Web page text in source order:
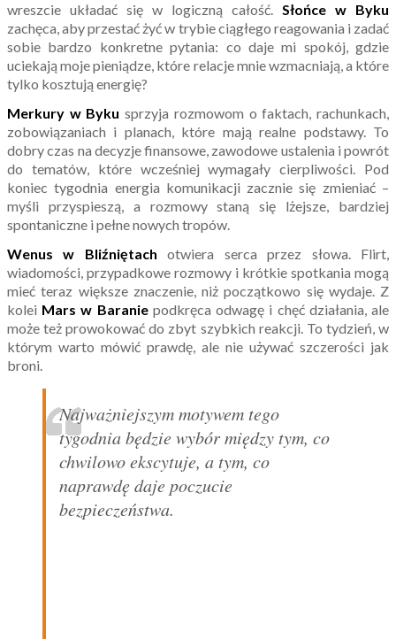
wreszcie układać się w logiczną całość. Słońce w Byku
zachęca, aby przestać żyć w trybie ciągłego reagowania i zadać
sobie bardzo konkretne pytania: co daje mi spokój, gdzie
uciekają moje pieniądze, które relacje mnie wzmacniają, a które
tylko kosztują energię?
Merkury w Byku sprzyja rozmowom o faktach, rachunkach,
zobowiązaniach i planach, które mają realne podstawy. To
dobry czas na decyzje finansowe, zawodowe ustalenia i powrót
do tematów, które wcześniej wymagały cierpliwości. Pod
koniec tygodnia energia komunikacji zacznie się zmieniać –
myśli przyspieszą, a rozmowy staną się lżejsze, bardziej
spontaniczne i pełne nowych tropów.
Wenus w Bliźniętach otwiera serca przez słowa. Flirt,
wiadomości, przypadkowe rozmowy i krótkie spotkania mogą
mieć teraz większe znaczenie, niż początkowo się wydaje. Z
kolei Mars w Baraniepodkręca odwagę i chęć działania, ale
może też prowokować do zbyt szybkich reakcji. To tydzień, w
którym warto mówić prawdę, ale nie używać szczerości jak
broni.
Najważniejszym motywem tego
tygodnia będzie wybór między tym, co
chwilowo ekscytuje, a tym, co
naprawdę daje poczucie
bezpieczeństwa.